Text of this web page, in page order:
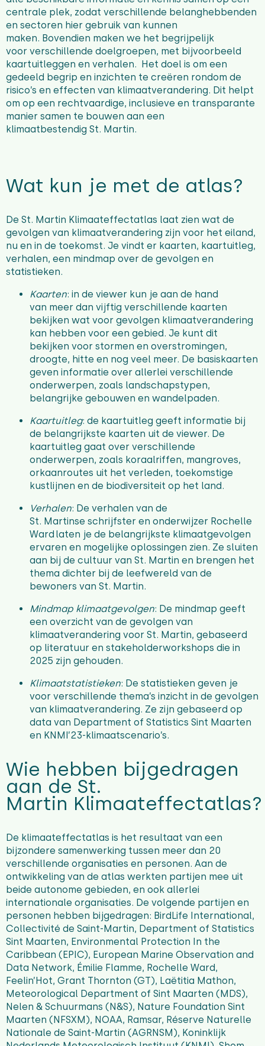
centrale plek, zodat verschillende belanghebbenden
en sectoren hier gebruik van kunnen
maken. Bovendien maken we het begrijpelijk
voor verschillende doelgroepen, met bijvoorbeeld
kaartuitleggen en verhalen. Het doel is om een
gedeeld begrip en inzichten te creëren rondom de
risico’s en effecten van klimaatverandering. Dit helpt
om op een rechtvaardige, inclusieve en transparante
manier samen te bouwen aan een
klimaatbestendig St. Martin.
Wat kun je met de atlas?
De St. Martin Klimaateffectatlas laat zien wat de
gevolgen van klimaatverandering zijn voor het eiland,
nu en in de toekomst. Je vindt er kaarten, kaartuitleg,
verhalen, een mindmap over de gevolgen en
statistieken.
Kaarten: in de viewer kun je aan de hand
van meer dan vijftig verschillende kaarten
bekijken wat voor gevolgen klimaatverandering
kan hebben voor een gebied. Je kunt dit
bekijken voor stormen en overstromingen,
droogte, hitte en nog veel meer. De basiskaarten
geven informatie over allerlei verschillende
onderwerpen, zoals landschapstypen,
belangrijke gebouwen en wandelpaden.
Kaartuitleg: de kaartuitleg geeft informatie bij
de belangrijkste kaarten uit de viewer. De
kaartuitleg gaat over verschillende
onderwerpen, zoals koraalriffen, mangroves,
orkaanroutes uit het verleden, toekomstige
kustlijnen en de biodiversiteit op het land.
Verhalen: De verhalen van de
St. Martinse schrijfster en onderwijzer Rochelle
Ward laten je de belangrijkste klimaatgevolgen
ervaren en mogelijke oplossingen zien. Ze sluiten
aan bij de cultuur van St. Martin en brengen het
thema dichter bij de leefwereld van de
bewoners van St. Martin.
Mindmap klimaatgevolgen: De mindmap geeft
een overzicht van de gevolgen van
klimaatverandering voor St. Martin, gebaseerd
op literatuur en stakeholderworkshops die in
2025 zijn gehouden.
Klimaatstatistieken: De statistieken geven je
voor verschillende thema’s inzicht in de gevolgen
van klimaatverandering. Ze zijn gebaseerd op
data van Department of Statistics Sint Maarten
en KNMI’23-klimaatscenario’s.
Wie hebben bijgedragen
aan de St.
Martin Klimaateffectatlas?
De klimaateffectatlas is het resultaat van een
bijzondere samenwerking tussen meer dan 20
verschillende organisaties en personen. Aan de
ontwikkeling van de atlas werkten partijen mee uit
beide autonome gebieden, en ook allerlei
internationale organisaties. De volgende partijen en
personen hebben bijgedragen: BirdLife International,
Collectivité de Saint-Martin, Department of Statistics
Sint Maarten, Environmental Protection In the
Caribbean (EPIC), European Marine Observation and
Data Network, Émilie Flamme, Rochelle Ward,
Feelin’Hot, Grant Thornton (GT), Laëtitia Mathon,
Meteorological Department of Sint Maarten (MDS),
Nelen & Schuurmans (N&S), Nature Foundation Sint
Maarten (NFSXM), NOAA, Ramsar, Réserve Naturelle
Nationale de Saint-Martin (AGRNSM), Koninklijk